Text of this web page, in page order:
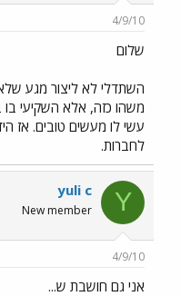
4/9/10
שלום
השתדלי לא ליצור מגע
משהו כזה, אלא השקיעי בו
עשי לו מעשים טובים. אז
לחברות.
Y
yuli c
New member
4/9/10
אני גם חושבת ש...